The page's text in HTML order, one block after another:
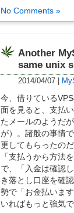
No Comments »
Another
same unix
2014/04/07
今、借りている
面を見ると、支払
たメールのようだ
が）。諸般の事情
更してもらったの
「支払うから方法
で、「入金は確認
き落とし口座を確
勢で「お金払いま
いればもっと強気で